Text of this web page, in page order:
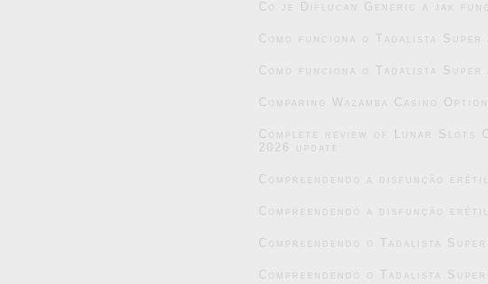
Co je Diflucan Generic a jak
Como funciona o Tadalista
Como funciona o Tadalista
Comparing Wazamba Casino
Complete review of Lunar Slots
2026 update
Compreendendo a disfunção
Compreendendo a disfunção
Compreendendo o Tadalista
Compreendendo o Tadalista